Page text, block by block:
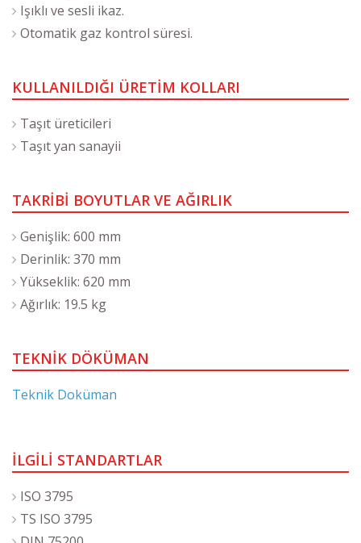
Işıklı ve sesli ikaz.
Otomatik gaz kontrol süresi.
KULLANILDIĞI ÜRETİM KOLLARI
Taşıt üreticileri
Taşıt yan sanayii
TAKRİBİ BOYUTLAR VE AĞIRLIK
Genişlik: 600 mm
Derinlik: 370 mm
Yükseklik: 620 mm
Ağırlık: 19.5 kg
TEKNİK DÖKÜMAN
Teknik Doküman
İLGİLİ STANDARTLAR
ISO 3795
TS ISO 3795